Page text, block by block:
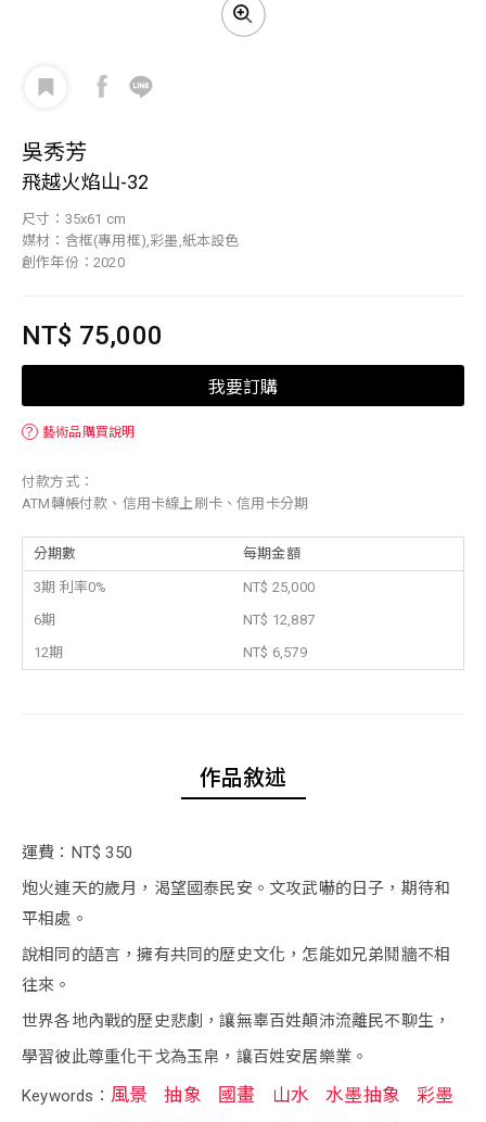
吳秀芳
飛越火焰山-32
尺寸：35x61 cm
媒材：含框(專用框),彩墨,紙本設色
創作年份：2020
NT$ 75,000
我要訂購
？ 藝術品購買說明
付款方式：
ATM轉帳付款、信用卡線上刷卡、信用卡分期
分期數 每期金額
3期 利率0%
NT$ 25,000
6期
NT$ 12,887
12期
NT$ 6,579
作品敘述
運費：NT$ 350
炮火連天的歲月，渴望國泰民安。文攻武嚇的日子，期待和
平相處。
說相同的語言，擁有共同的歷史文化，怎能如兄弟鬩牆不相
往來。
世界各地內戰的歷史悲劇，讓無辜百姓顛沛流離民不聊生，
學習彼此尊重化干戈為玉帛，讓百姓安居樂業。
Keywords： 風景 抽象 國畫 山水 水墨抽象 彩墨